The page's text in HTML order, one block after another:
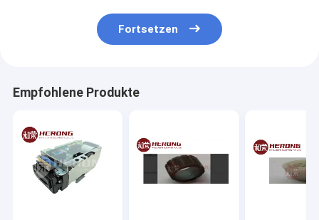
Fortsetzen
Empfohlene Produkte